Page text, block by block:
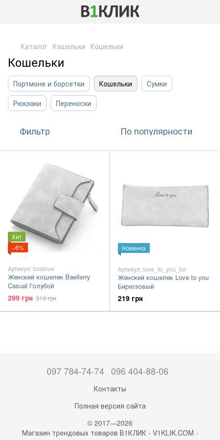
Каталог Кошельки Кошельки
Кошельки
Портмоне и борсетки Кошельки
Сумки
Рюкзаки
Переноски
Фильтр По популярности
Хит
−6%
Артикул: bceblue
Женский кошелек Baellerry
Casual Голубой
299 грн 319 грн
Новинка
Артикул: love_to_you_tur
Женский кошелек Love to you
Бирюзовый
219 грн
097 784-74-74 096 404-88-06
Контакты
Полная версия сайта
© 2017—2026
Магазин трендовых товаров В1КЛИК - V1KLIK.COM -